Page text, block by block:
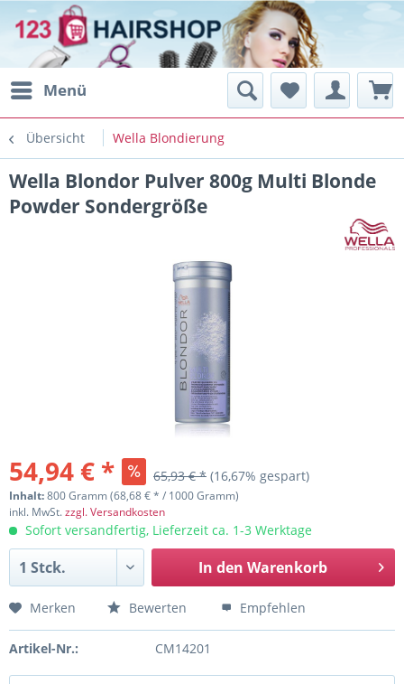
Menü
Übersicht Wella Blondierung
Wella Blondor Pulver 800g Multi Blonde
Powder Sondergröße
54,94 € * 65,93 € * (16,67% gespart)
Inhalt:800 Gramm (68,68 € * / 1000 Gramm)
inkl. MwSt.zzgl. Versandkosten
Sofort versandfertig, Lieferzeit ca. 1-3 Werktage
In den Warenkorb
Merken Bewerten Empfehlen
Artikel-Nr.: CM14201